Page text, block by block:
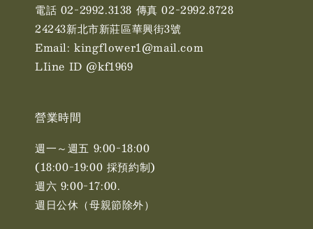
電話 02-2992.3138 傳真 02-2992.8728
24243新北市新莊區華興街3號
Email: kingflower1@mail.com
LIine ID @kf1969
營業時間
週一～週五 9:00-18:00
(18:00-19:00 採預約制)
週六 9:00-17:00. ​​
週日公休（母親節除外）